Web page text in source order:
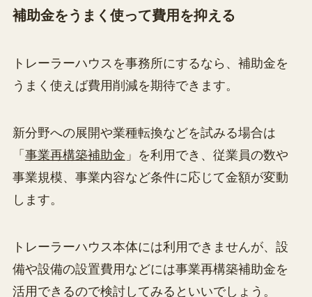
補助金をうまく使って費用を抑える
トレーラーハウスを事務所にするなら、補助金を
うまく使えば費用削減を期待できます。
新分野への展開や業種転換などを試みる場合は
「 事業再構築補助金 」を利用でき、従業員の数や
事業規模、事業内容など条件に応じて金額が変動
します。
トレーラーハウス本体には利用できませんが、設
備や設備の設置費用などには事業再構築補助金を
活用できるので検討してみるといいでしょう。